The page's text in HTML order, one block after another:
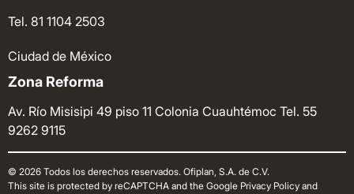
Tel. 81 1104 2503
Ciudad de México
Zona Reforma
Av. Río Misisipi 49 piso 11 Colonia Cuauhtémoc Tel. 55
9262 9115
© 2026 Todos los derechos reservados. Ofiplan, S.A. de C.V.
This site is protected by reCAPTCHA and the Google Privacy Policy and